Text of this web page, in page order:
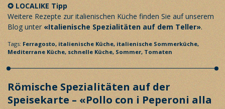
✪ LOCALIKE Tipp
Weitere Rezepte zur italienischen Küche finden Sie auf unserem
Blog unter«Italienische Spezialitäten auf dem Teller».
Tags: Ferragosto, italienische Küche, italienische Sommerküche,
Mediterrane Küche,schnelle Küche,Sommer, Tomaten
Römische Spezialitäten auf der
Speisekarte – «Pollo con i Peperoni alla